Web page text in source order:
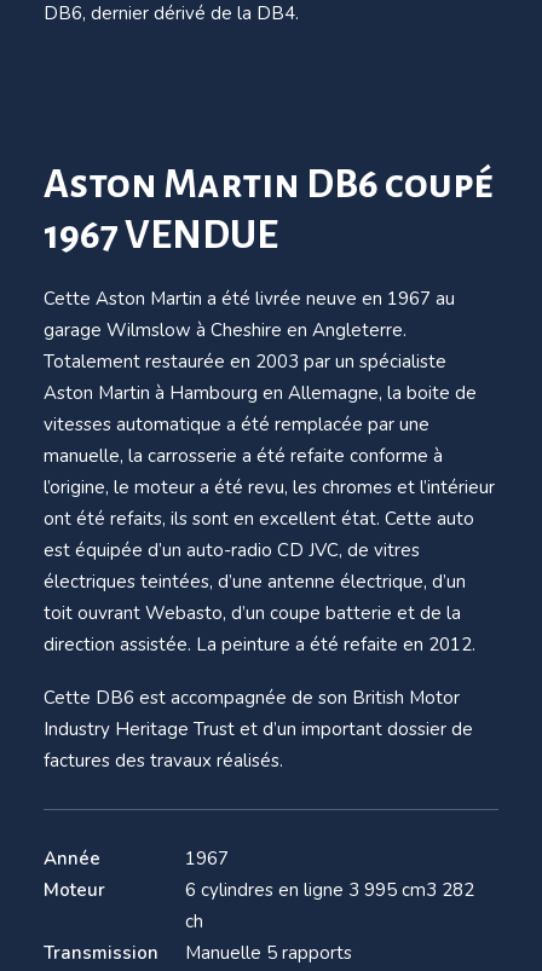
DB6, dernier dérivé de la DB4.
Aston Martin DB6 coupé
1967 VENDUE
Cette Aston Martin a été livrée neuve en 1967 au
garage Wilmslow à Cheshire en Angleterre.
Totalement restaurée en 2003 par un spécialiste
Aston Martin à Hambourg en Allemagne, la boite de
vitesses automatique a été remplacée par une
manuelle, la carrosserie a été refaite conforme à
l’origine, le moteur a été revu, les chromes et l’intérieur
ont été refaits, ils sont en excellent état. Cette auto
est équipée d’un auto-radio CD JVC, de vitres
électriques teintées, d’une antenne électrique, d’un
toit ouvrant Webasto, d’un coupe batterie et de la
direction assistée. La peinture a été refaite en 2012.
Cette DB6 est accompagnée de son British Motor
Industry Heritage Trust et d’un important dossier de
factures des travaux réalisés.
Année
1967
Moteur
6 cylindres en ligne 3 995 cm3 282
ch
Transmission
Manuelle 5 rapports